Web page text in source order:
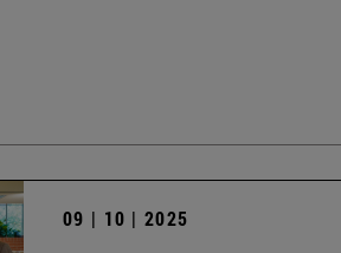
09 | 10 | 2025